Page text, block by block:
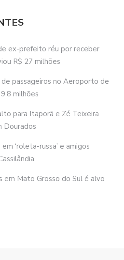
ex-prefeito réu por receber
R$ 27 milhões
passageiros no Aeroporto de
milhões
para Itaporã e Zé Teixeira
Dourados
‘roleta-russa’ e amigos
em Mato Grosso do Sul é alvo